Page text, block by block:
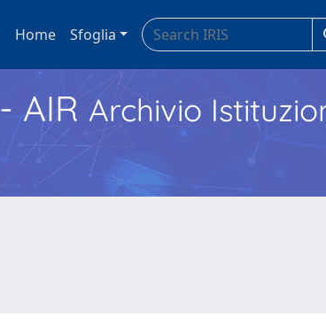
Home Sfoglia
- AIR Archivio